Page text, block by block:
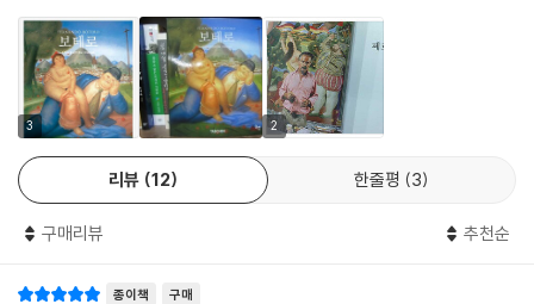
보테로
3 2
리뷰 12 한줄평 3
구매리뷰 추천순
종이책 구매